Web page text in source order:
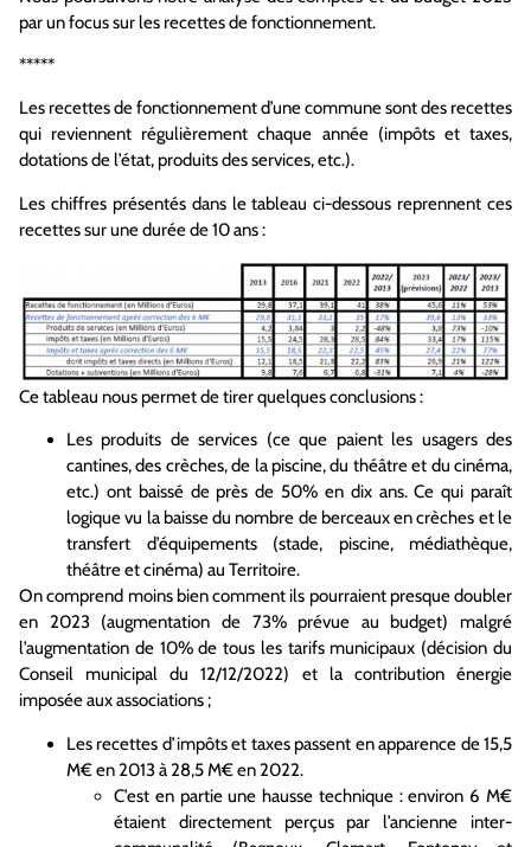
par un focus sur les recettes de fonctionnement.
*****
Les recettes de fonctionnement d’une commune sont des recettes
qui reviennent régulièrement chaque année (impôts et taxes,
dotations de l’état, produits des services, etc.).
Les chiffres présentés dans le tableau ci-dessous reprennent ces
recettes sur une durée de 10 ans :
Ce tableau nous permet de tirer quelques conclusions :
Les produits de services (ce que paient les usagers des
cantines, des crèches, de la piscine, du théâtre et du cinéma,
etc.) ont baissé de près de 50% en dix ans. Ce qui paraît
logique vu la baisse du nombre de berceaux en crèches et le
transfert d’équipements (stade, piscine, médiathèque,
théâtre et cinéma) au Territoire.
On comprend moins bien comment ils pourraient presque doubler
en 2023 (augmentation de 73% prévue au budget) malgré
l’augmentation de 10% de tous les tarifs municipaux (décision du
Conseil municipal du 12/12/2022) et la contribution énergie
imposée aux associations ;
Les recettes d’impôts et taxes passent en apparence de 15,5
M€ en 2013 à 28,5 M€ en 2022.
C’est en partie une hausse technique : environ 6 M€
étaient directement perçus par l’ancienne inter-